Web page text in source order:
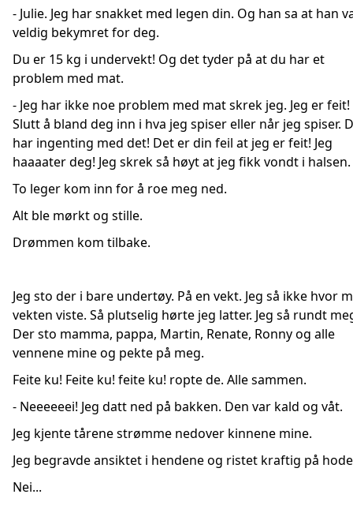
- Julie. Jeg har snakket med legen din. Og han sa at han
veldig bekymret for deg.
Du er 15 kg i undervekt! Og det tyder på at du har et
problem med mat.
- Jeg har ikke noe problem med mat skrek jeg. Jeg er feit!
Slutt å bland deg inn i hva jeg spiser eller når jeg spiser.
har ingenting med det! Det er din feil at jeg er feit! Jeg
haaaater deg! Jeg skrek så høyt at jeg fikk vondt i halsen.
To leger kom inn for å roe meg ned.
Alt ble mørkt og stille.
Drømmen kom tilbake.
Jeg sto der i bare undertøy. På en vekt. Jeg så ikke hvor
vekten viste. Så plutselig hørte jeg latter. Jeg så rundt
Der sto mamma, pappa, Martin, Renate, Ronny og alle
vennene mine og pekte på meg.
Feite ku! Feite ku! feite ku! ropte de. Alle sammen.
- Neeeeeei! Jeg datt ned på bakken. Den var kald og våt.
Jeg kjente tårene strømme nedover kinnene mine.
Jeg begravde ansiktet i hendene og ristet kraftig på
Nei...